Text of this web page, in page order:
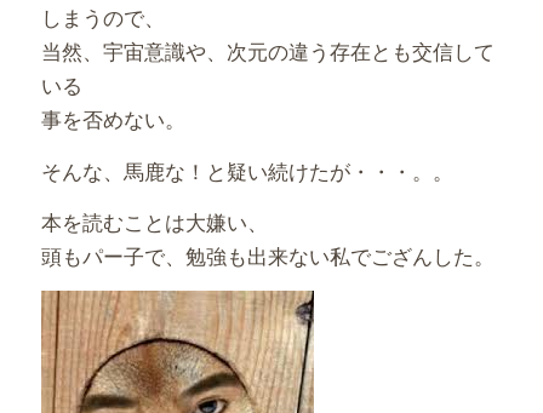
しまうので、
当然、宇宙意識や、次元の違う存在とも交信して
いる
事を否めない。
そんな、馬鹿な！と疑い続けたが・・・。。
本を読むことは大嫌い、
頭もパー子で、勉強も出来ない私でござんした。